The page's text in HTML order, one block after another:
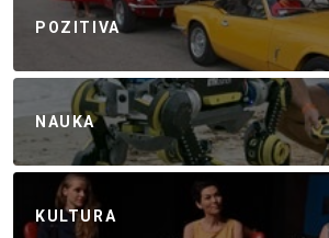
POZITIVA
NAUKA
KULTURA